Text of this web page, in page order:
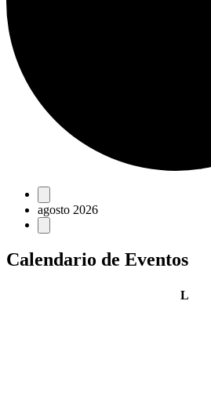
Eventos
agosto 2026
Calendario de Eventos
Llunes